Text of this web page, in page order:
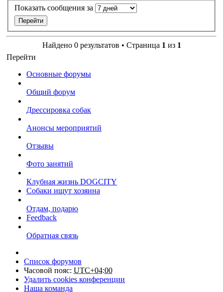
Показать сообщения за
Найдено 0 результатов • Страница 1 из 1
Перейти
Основные форумы
Общий форум
Дрессировка собак
Анонсы мероприятий
Отзывы
Фото занятий
Клубная жизнь DOGCITY
Собаки ищут хозяина
Отдам, подарю
Feedback
Обратная связь
Список форумов
Часовой пояс: UTC+04:00
Удалить cookies конференции
Наша команда